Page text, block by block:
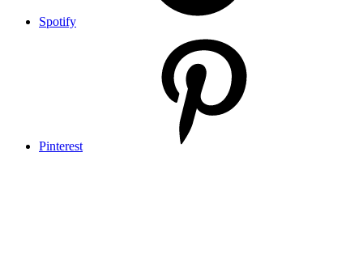
Spotify
Pinterest